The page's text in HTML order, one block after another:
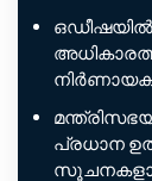
നിർണായക
പ്രധാന